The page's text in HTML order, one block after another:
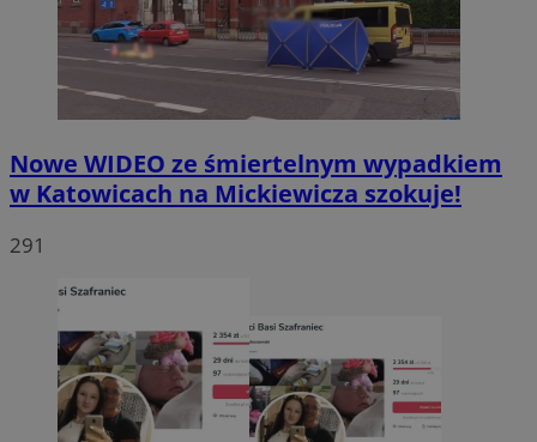
Nowe WIDEO ze śmiertelnym wypadkiem
w Katowicach na Mickiewicza szokuje!
291